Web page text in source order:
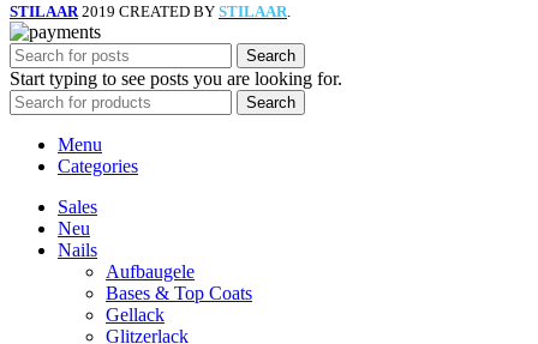
STILAAR 2019 CREATED BY STILAAR.
Search
Start typing to see posts you are looking for.
Search
Menu
Categories
Sales
Neu
Nails
Aufbaugele
Bases & Top Coats
Gellack
Glitzerlack